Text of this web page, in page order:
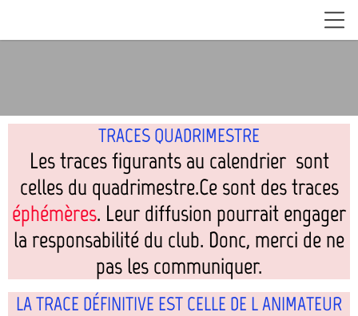
TRACES QUADRIMESTRE
Les traces figurants au calendrier sont
celles du quadrimestre.Ce sont des traces
éphémères. Leur diffusion pourrait engager
la responsabilité du club. Donc, merci de ne
pas les communiquer.
LA TRACE DÉFINITIVE EST CELLE DE L ANIMATEUR